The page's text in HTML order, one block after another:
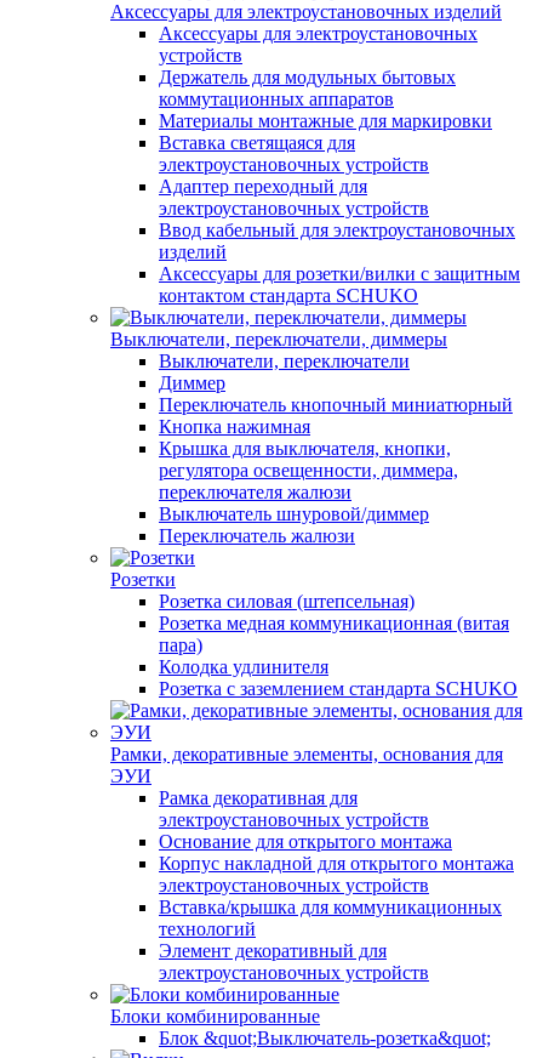
Аксессуары для электроустановочных изделий
Аксессуары для электроустановочных
устройств
Держатель для модульных бытовых
коммутационных аппаратов
Материалы монтажные для маркировки
Вставка светящаяся для
электроустановочных устройств
Адаптер переходный для
электроустановочных устройств
Ввод кабельный для электроустановочных
изделий
Аксессуары для розетки/вилки с защитным
контактом стандарта SCHUKO
Выключатели, переключатели, диммеры
Выключатели, переключатели
Диммер
Переключатель кнопочный миниатюрный
Кнопка нажимная
Крышка для выключателя, кнопки,
регулятора освещенности, диммера,
переключателя жалюзи
Выключатель шнуровой/диммер
Переключатель жалюзи
Розетки
Розетка силовая (штепсельная)
Розетка медная коммуникационная (витая
пара)
Колодка удлинителя
Розетка с заземлением стандарта SCHUKO
Рамки, декоративные элементы, основания для
ЭУИ
Рамка декоративная для
электроустановочных устройств
Основание для открытого монтажа
Корпус накладной для открытого монтажа
электроустановочных устройств
Вставка/крышка для коммуникационных
технологий
Элемент декоративный для
электроустановочных устройств
Блоки комбинированные
Блок &quot;Выключатель-розетка&quot;